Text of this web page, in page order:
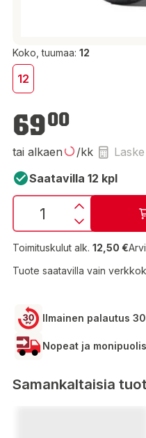
Koko, tuumaa: 12
12
6900
tai alkaen /kk
Saatavilla 12 kpl
Toimituskulut alk. 12,50 €
Tuote saatavilla vain
Ilmainen palautus
Nopeat ja
Samankaltaisia